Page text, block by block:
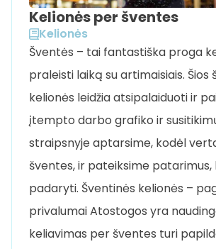
Kelionės per šventes
Kelionės
Šventės – tai fantastiška proga
praleisti laiką su artimaisiais. Šios
kelionės leidžia atsipalaiduoti ir
įtempto darbo grafiko ir
straipsnyje aptarsime, kodėl
šventes, ir pateiksime patarimus,
padaryti. Šventinės kelionės –
privalumai Atostogos yra
keliavimas per šventes turi